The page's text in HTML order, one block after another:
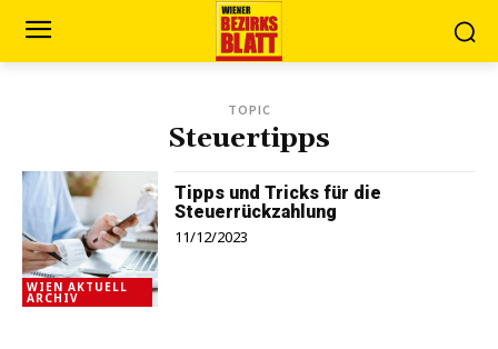
TOPIC
Steuertipps
WIEN AKTUELL
ARCHIV
Tipps und Tricks für die
Steuerrückzahlung
11/12/2023